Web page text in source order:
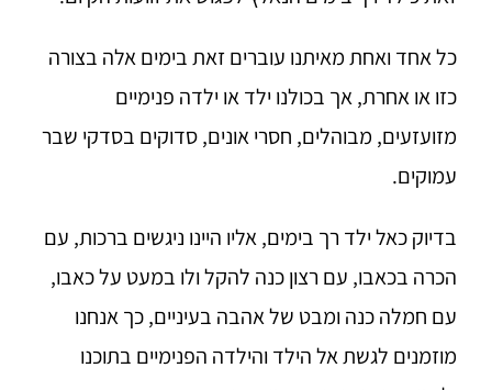
כל אחד ואחת מאיתנו עוברים זאת בימים אלה בצורה
כזו או אחרת, אך בכולנו ילד או ילדה פנימיים
מזועזעים, מבוהלים, חסרי אונים, סדוקים בסדקי שבר
עמוקים.
בדיוק כאל ילד רך בימים, אליו היינו ניגשים ברכות, עם
הכרה בכאבו, עם רצון כנה להקל ולו במעט על כאבו,
עם חמלה כנה ומבט של אהבה בעיניים, כך אנחנו
מוזמנים לגשת אל הילד והילדה הפנימיים בתוכנו